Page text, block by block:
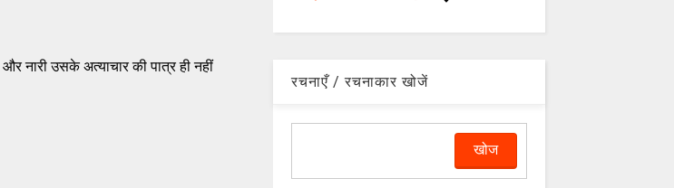
नारी उसके अत्याचार की पात्र ही नहीं
रचनाएँ / रचनाकार खोजें